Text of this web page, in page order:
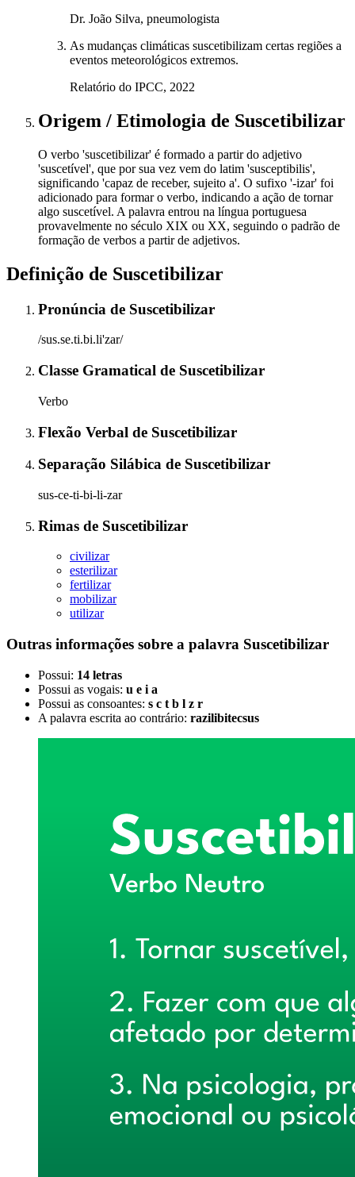
Dr. João Silva, pneumologista
As mudanças climáticas suscetibilizam certas regiões a
eventos meteorológicos extremos.
Relatório do IPCC, 2022
Origem / Etimologia de Suscetibilizar
O verbo 'suscetibilizar' é formado a partir do adjetivo
'suscetível', que por sua vez vem do latim 'susceptibilis',
significando 'capaz de receber, sujeito a'. O sufixo '-izar' foi
adicionado para formar o verbo, indicando a ação de tornar
algo suscetível. A palavra entrou na língua portuguesa
provavelmente no século XIX ou XX, seguindo o padrão de
formação de verbos a partir de adjetivos.
Definição de Suscetibilizar
Pronúncia de Suscetibilizar
/sus.se.ti.bi.li'zar/
Classe Gramatical de Suscetibilizar
Verbo
Flexão Verbal de Suscetibilizar
Separação Silábica de Suscetibilizar
sus-ce-ti-bi-li-zar
Rimas de Suscetibilizar
civilizar
esterilizar
fertilizar
mobilizar
utilizar
Outras informações sobre a palavra Suscetibilizar
Possui: 14 letras
Possui as vogais: u e i a
Possui as consoantes: s c t b l z r
A palavra escrita ao contrário: razilibitecsus